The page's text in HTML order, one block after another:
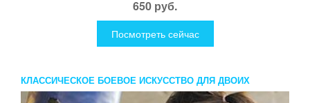
650 руб.
Посмотреть сейчас
КЛАССИЧЕСКОЕ БОЕВОЕ ИСКУССТВО ДЛЯ ДВОИХ